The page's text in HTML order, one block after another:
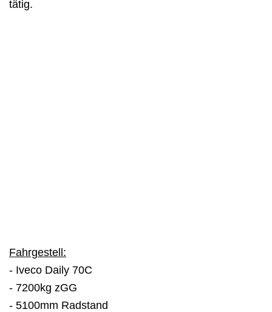
tätig.
Fahrgestell:
- Iveco Daily 70C
- 7200kg zGG
- 5100mm Radstand